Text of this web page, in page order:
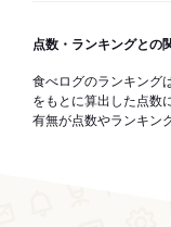
点数・ランキングとの
食べログのランキング
をもとに算出した点数
有無が点数やランキン